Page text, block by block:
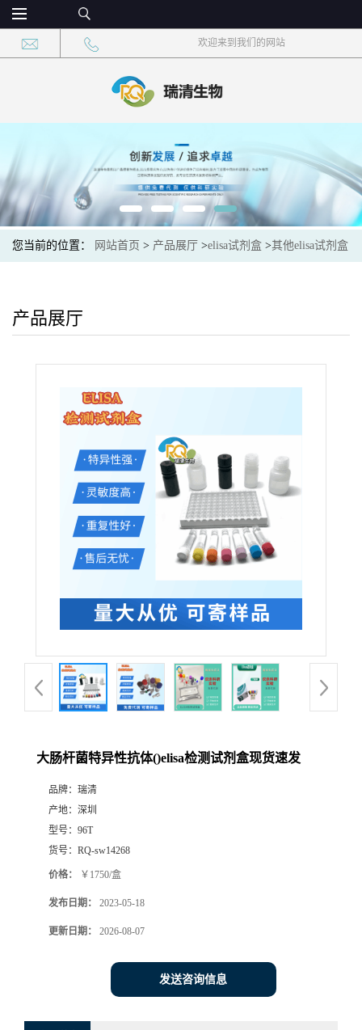
欢迎来到我们的网站
您当前的位置： 网站首页 > 产品展厅 >elisa试剂盒 >其他elisa试剂盒
产品展厅
大肠杆菌特异性抗体()elisa检测试剂盒现货速发
品牌： 瑞清
产地： 深圳
型号： 96T
货号： RQ-sw14268
价格： ￥1750/盒
发布日期： 2023-05-18
更新日期： 2026-08-07
发送咨询信息